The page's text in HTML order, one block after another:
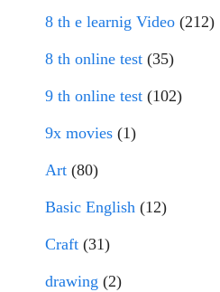
8 th e learnig Video (212)
8 th online test (35)
9 th online test (102)
9x movies (1)
Art (80)
Basic English (12)
Craft (31)
drawing (2)